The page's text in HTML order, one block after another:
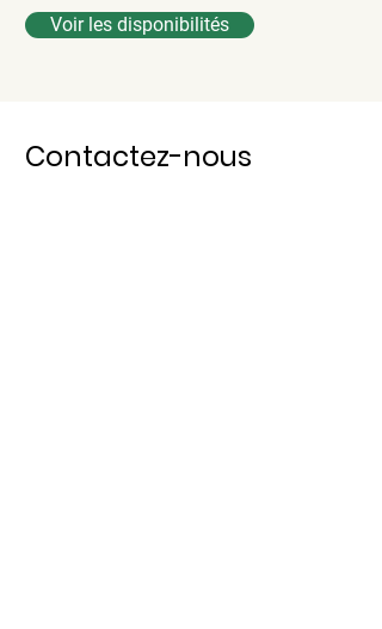
Voir les disponibilités
Contactez-nous